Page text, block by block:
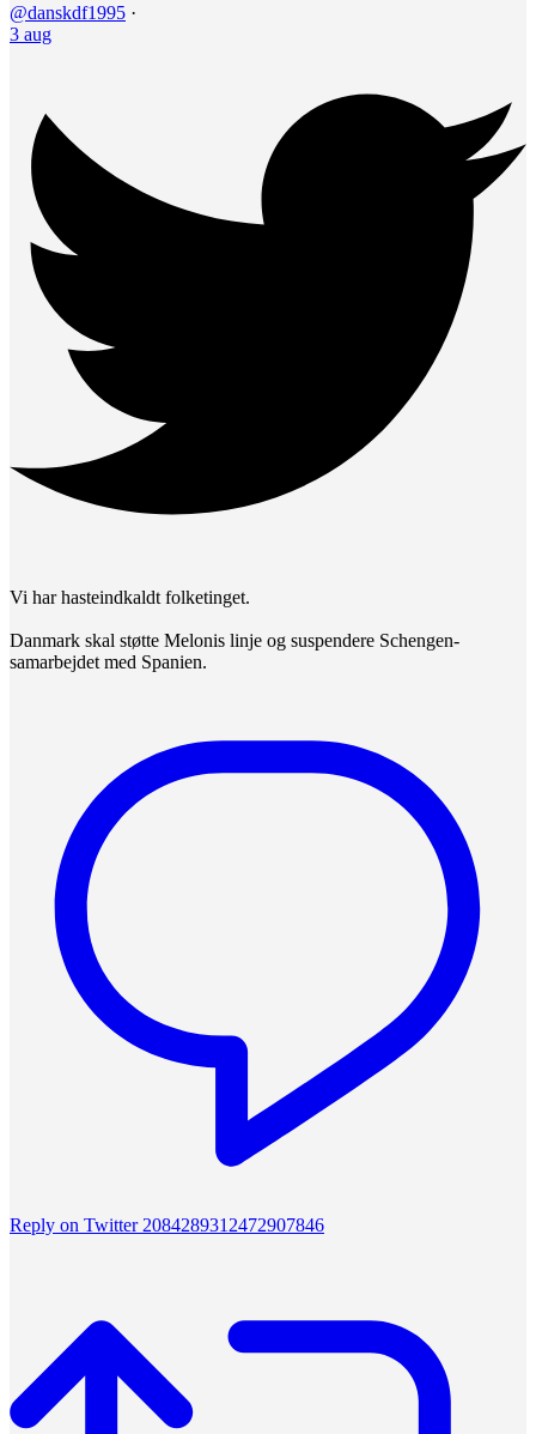
@danskdf1995 ·
3 aug
Vi har hasteindkaldt folketinget.
Danmark skal støtte Melonis linje og suspendere Schengen-
samarbejdet med Spanien.
Reply on Twitter 2084289312472907846